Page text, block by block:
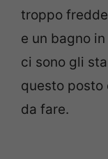
troppo
e un bagno
ci sono gli
questo posto
da fare.